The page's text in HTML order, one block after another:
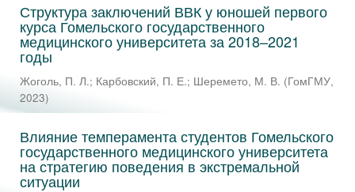
Структура заключений ВВК у юношей первого
курса Гомельского государственного
медицинского университета за 2018–2021
годы
Жоголь, П. Л.; Карбовский, П. Е.; Шеремето, М. В. (ГомГМУ,
2023)
Влияние темперамента студентов Гомельского
государственного медицинского университета
на стратегию поведения в экстремальной
ситуации